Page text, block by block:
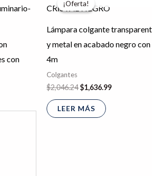
con
producto
pueden
¡Oferta!
¡Oferta!
Lámpara colgante
y metal en acabado negro
4m
Colgantes
$2,046.24
original
$2,046.24.
$1,636.99
$1,636.99.
LEER MÁS